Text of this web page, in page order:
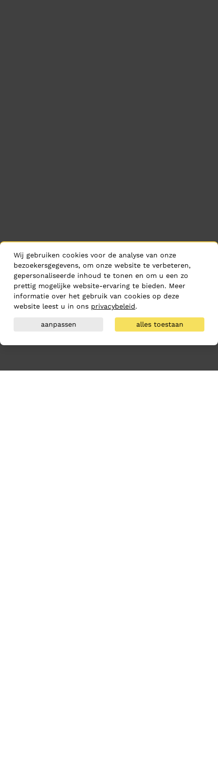
Wij gebruiken cookies voor de analyse van onze
bezoekersgegevens, om onze website te verbeteren,
gepersonaliseerde inhoud te tonen en om u een zo
prettig mogelijke website-ervaring te bieden. Meer
informatie over het gebruik van cookies op deze
website leest u in ons privacybeleid.
aanpassen alles toestaan